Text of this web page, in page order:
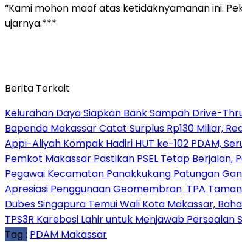
“Kami mohon maaf atas ketidaknyamanan ini.
ujarnya.***
Berita Terkait
Kelurahan Daya Siapkan Bank Sampah Drive-
Bapenda Makassar Catat Surplus Rp130 Miliar,
Appi-Aliyah Kompak Hadiri HUT ke-102 PDAM,
Pemkot Makassar Pastikan PSEL Tetap Berjalan,
Pegawai Kecamatan Panakkukang Patungan
Apresiasi Penggunaan Geomembran TPA
Dubes Singapura Temui Wali Kota Makassar,
TPS3R Karebosi Lahir untuk Menjawab
Tag : PDAM Makassar